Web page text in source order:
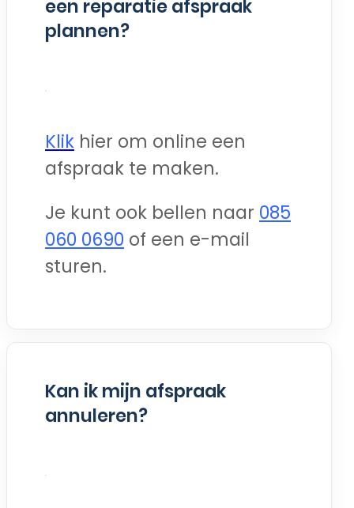
een reparatie afspraak
plannen?
Klik hier om online een
afspraak te maken.
Je kunt ook bellen naar 085
060 0690 of een e-mail
sturen.
Kan ik mijn afspraak
annuleren?